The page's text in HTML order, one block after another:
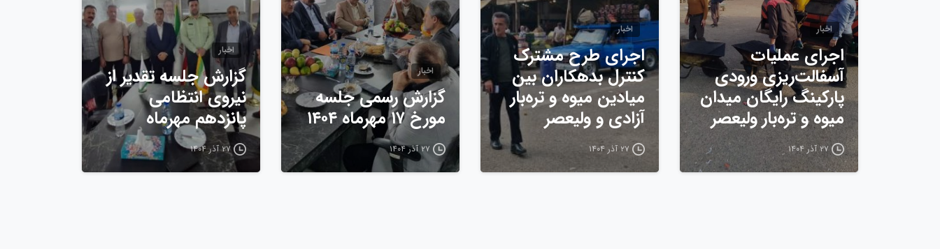
اخبار
اجرای عملیات
آسفالت‌ریزی ورودی
پارکینگ رایگان میدان
میوه و تره‌بار ولیعصر
۲۷ آذر ۱۴۰۴
اخبار
اجرای طرح مشترک
کنترل بدهکاران بین
میادین میوه و تره‌بار
آزادی و ولیعصر
۲۷ آذر ۱۴۰۴
اخبار
گزارش رسمی جلسه
مورخ ۱۷ مهرماه ۱۴۰۴
۲۷ آذر ۱۴۰۴
اخبار
گزارش جلسه تقدیر از
نیروی انتظامی
پانزدهم مهرماه
۲۷ آذر ۱۴۰۴